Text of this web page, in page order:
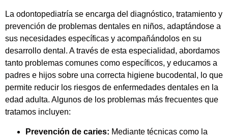
La odontopediatría se encarga del diagnóstico, tratamiento y
prevención de problemas dentales en niños, adaptándose a
sus necesidades específicas y acompañándolos en su
desarrollo dental. A través de esta especialidad, abordamos
tanto problemas comunes como específicos, y educamos a
padres e hijos sobre una correcta higiene bucodental, lo que
permite reducir los riesgos de enfermedades dentales en la
edad adulta. Algunos de los problemas más frecuentes que
tratamos incluyen:
Prevención de caries: Mediante técnicas como la